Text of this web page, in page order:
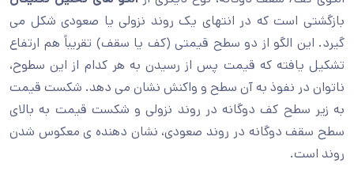
بازگشتی است که در انتهای یک روند نزولی یا صعودی شکل می
گیرد. این الگو از دو سطح قیمتی (کف یا سقف) تقریباً هم ارتفاع
تشکیل یافته که قیمت پس از رسیدن به هر کدام از این سطوح،
ناتوان در نفوذ به آن سطح و واکنش نشان می دهد. شکست قیمت
به زیر سطح کف دوگانه در روند نزولی و شکست قیمت به بالای
سطح سقف دوگانه در روند صعودی، نشان دهنده ی معکوس شدن
روند است.